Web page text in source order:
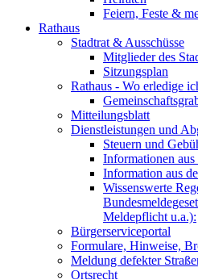
Feiern, Feste &
Rathaus
Stadtrat & Ausschüsse
Mitglieder des
Sitzungsplan
Rathaus - Wo erledige
Mitteilungsblatt
Dienstleistungen und
Steuern und
Informationen aus
Information aus
Wissenswerte
Meldepflicht u.a.):
Bürgerserviceportal
Formulare, Hinweise,
Meldung defekter
Ortsrecht